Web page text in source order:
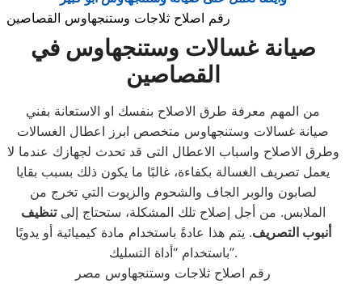
رقم اصلاح ثلاجات وستنجهاوس القصاصين
صيانة غسالات وستنجهاوس في
القصاصين
من المهم معرفة طرق الاصلاح بنفسك او الاستعانة بفني
صيانة غسالات وستنجهاوس متخصص ابرز اعطال الغسالات
وطرق الاصلاح واسباب الاعطال التى قد تحدث لجهازك عندما لا
يعمل تصريف الغسالة بكفاءة، غالبًا ما يكون ذلك بسبب بقايا
لصابون والوبر الجاف والشحوم والزيوت التي تخرج من
الملابس. من أجل إصلاح تلك المشكلة، ستحتاج إلىتنظيف
أنبوب التصريف. يتم هذا عادةً باستخدام مادة كيميائية أو يدويًا
باستخدام “أداة التسليك”.
رقم اصلاح ثلاجات وستنجهاوس مصر